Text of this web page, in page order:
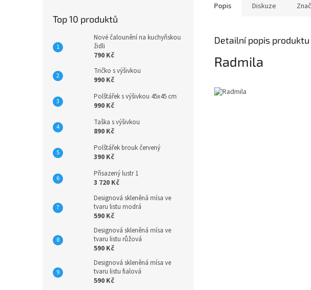
Top 10 produktů
Nové čalounění na kuchyňskou
židli
790 Kč
Tričko s výšivkou
990 Kč
Polštářek s výšivkou 45x45 cm
990 Kč
Taška s výšivkou
890 Kč
Polštářek brouk červený
390 Kč
Přisazený lustr 1
3 720 Kč
Designová skleněná mísa ve
tvaru listu modrá
590 Kč
Designová skleněná mísa ve
tvaru listu růžová
590 Kč
Designová skleněná mísa ve
tvaru listu fialová
590 Kč
Popis Diskuze
Detailní popis produktu
Radmila